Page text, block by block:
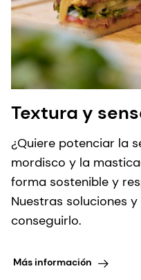
Textura y
¿Quiere potenciar la
mordisco y la
forma sostenible y
Nuestras soluciones
conseguirlo.
Más información